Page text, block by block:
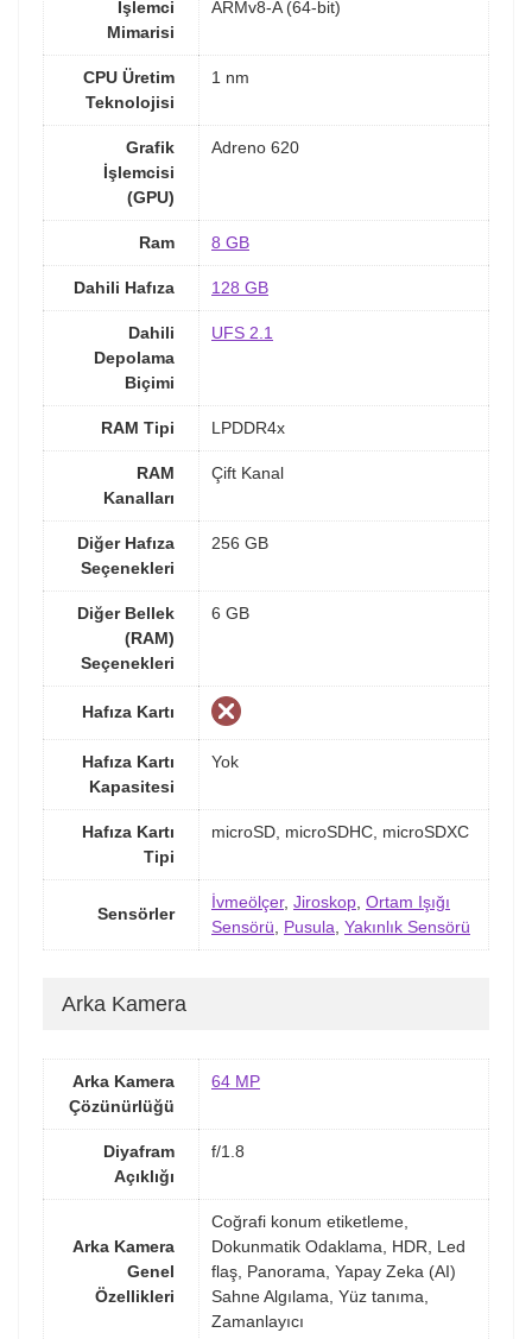
İşlemci
Mimarisi
ARMv8-A (64-bit)
CPU Üretim
Teknolojisi
1 nm
Grafik
İşlemcisi
(GPU)
Adreno 620
Ram 8 GB
Dahili Hafıza 128 GB
Dahili
Depolama
Biçimi
UFS 2.1
RAM Tipi LPDDR4x
RAM
Kanalları
Çift Kanal
Diğer Hafıza
Seçenekleri
256 GB
Diğer Bellek
(RAM)
Seçenekleri
6 GB
Hafıza Kartı
Hafıza Kartı
Kapasitesi
Yok
Hafıza Kartı
Tipi
microSD, microSDHC, microSDXC
Sensörler
İvmeölçer, Jiroskop Ortam Işığı
Sensörü
Pusula Yakınlık Sensörü
Arka Kamera
Arka Kamera
Çözünürlüğü
64 MP
Diyafram
Açıklığı
f/1.8
Arka Kamera
Genel
Özellikleri
Coğrafi konum etiketleme,
Dokunmatik Odaklama, HDR, Led
flaş, Panorama, Yapay Zeka (AI)
Sahne Algılama, Yüz tanıma,
Zamanlayıcı